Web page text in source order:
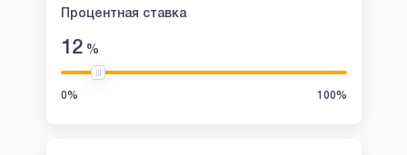
Процентная ставка
12%
0% 100%